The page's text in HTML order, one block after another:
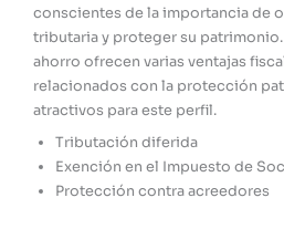
conscientes de la importancia de
tributaria y proteger su
ahorro ofrecen varias ventajas
relacionados con la protección
atractivos para este perfil.
Tributación diferida
Exención en el Impuesto de
Protección contra acreedores